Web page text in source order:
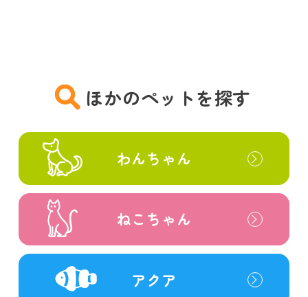
ほかのペットを探す
わんちゃん
ねこちゃん
アクア